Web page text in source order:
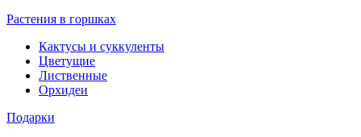
Растения в горшках
Кактусы и суккуленты
Цветущие
Лиственные
Орхидеи
Подарки